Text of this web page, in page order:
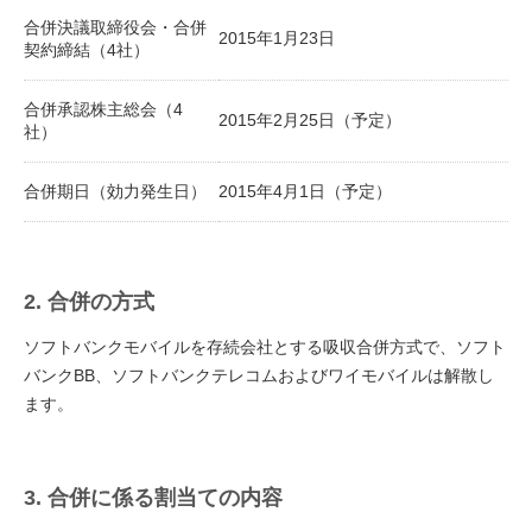
合併決議取締役会・合併
契約締結（4社）
2015年1月23日
合併承認株主総会（4
社）
2015年2月25日（予定）
合併期日（効力発生日） 2015年4月1日（予定）
2. 合併の方式
ソフトバンクモバイルを存続会社とする吸収合併方式で、ソフト
バンクBB、ソフトバンクテレコムおよびワイモバイルは解散し
ます。
3. 合併に係る割当ての内容